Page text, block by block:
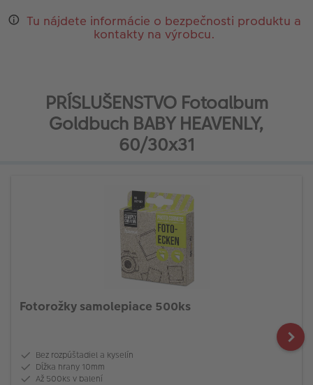
Tu nájdete informácie o bezpečnosti produktu a
kontakty na výrobcu.
PRÍSLUŠENSTVO Fotoalbum
Goldbuch BABY HEAVENLY,
60/30x31
Fotorožky samolepiace 500ks
Bez rozpúštadiel a kyselín
Dĺžka hrany 10mm
Až 500ks v balení